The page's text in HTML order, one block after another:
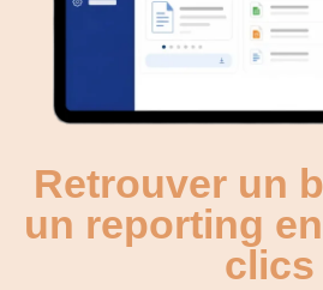
Retrouver un
un reporting
clics